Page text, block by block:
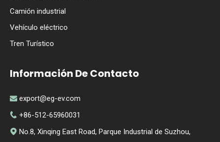
Camión industrial
Vehículo eléctrico
Tren Turístico
Información De Contacto
 export@eg-ev.com
 +86-512-65960031
 No.8, Xinqing East Road, Parque Industrial de Suzhou,